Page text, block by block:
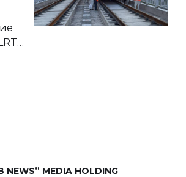
NEWS” MEDIA HOLDING